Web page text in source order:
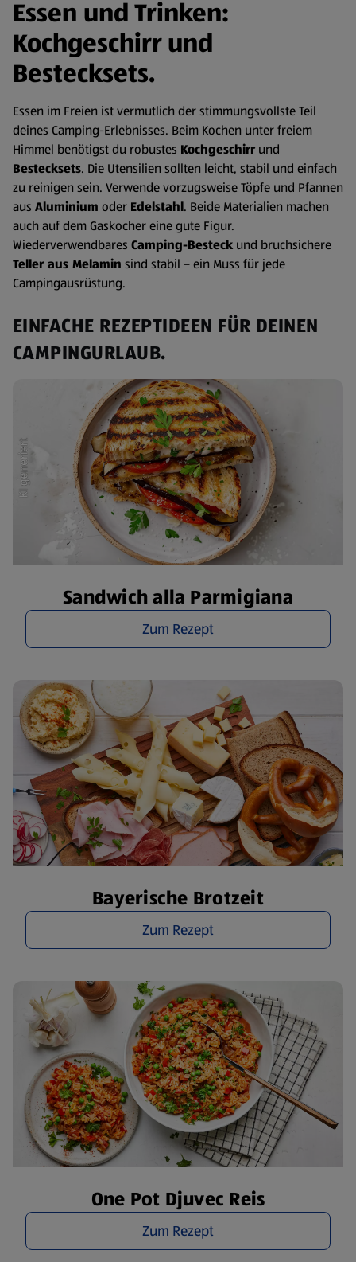
Essen und Trinken:
Kochgeschirr und
Bestecksets.
Essen im Freien ist vermutlich der stimmungsvollste Teil
deines Camping-Erlebnisses. Beim Kochen unter freiem
Himmel benötigst du robustes Kochgeschirr und
Bestecksets. Die Utensilien sollten leicht, stabil und einfach
zu reinigen sein. Verwende vorzugsweise Töpfe und Pfannen
aus Aluminium oder Edelstahl. Beide Materialien machen
auch auf dem Gaskocher eine gute Figur.
Wiederverwendbares Camping-Besteck und bruchsichere
Teller aus Melamin sind stabil – ein Muss für jede
Campingausrüstung.
EINFACHE REZEPTIDEEN FÜR DEINEN
CAMPINGURLAUB.
Sandwich alla Parmigiana
Zum Rezept
Bayerische Brotzeit
Zum Rezept
One Pot Djuvec Reis
Zum Rezept